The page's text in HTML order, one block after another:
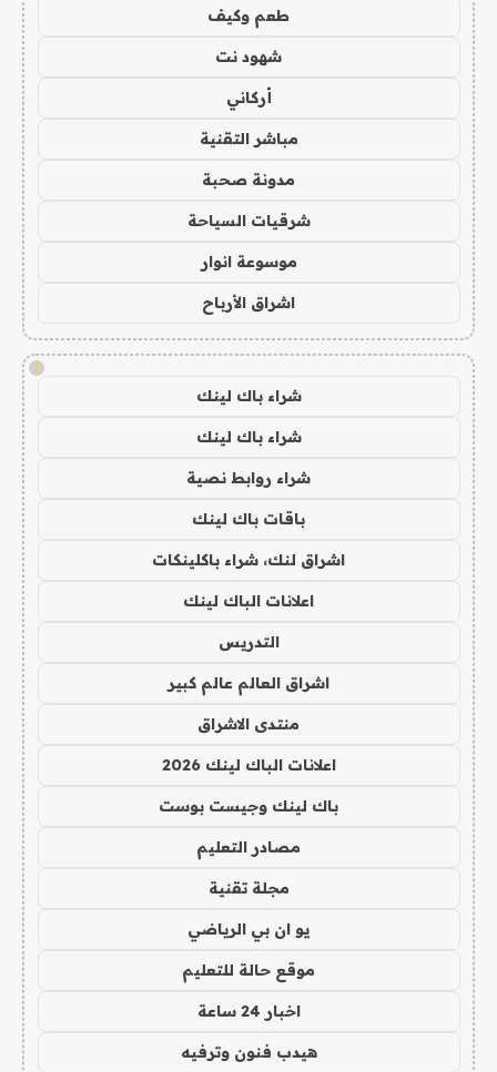
طعم وكيف
شهود نت
أركاني
مباشر التقنية
مدونة صحبة
شرقيات السياحة
موسوعة انوار
اشراق الأرباح
!
شراء باك لينك
شراء باك لينك
شراء روابط نصية
باقات باك لينك
اشراق لنك، شراء باكلينكات
اعلانات الباك لينك
التدريس
اشراق العالم عالم كبير
منتدى الاشراق
اعلانات الباك لينك 2026
باك لينك وجيست بوست
مصادر التعليم
مجلة تقنية
يو ان بي الرياضي
موقع حالة للتعليم
اخبار 24 ساعة
هيدب فنون وترفيه